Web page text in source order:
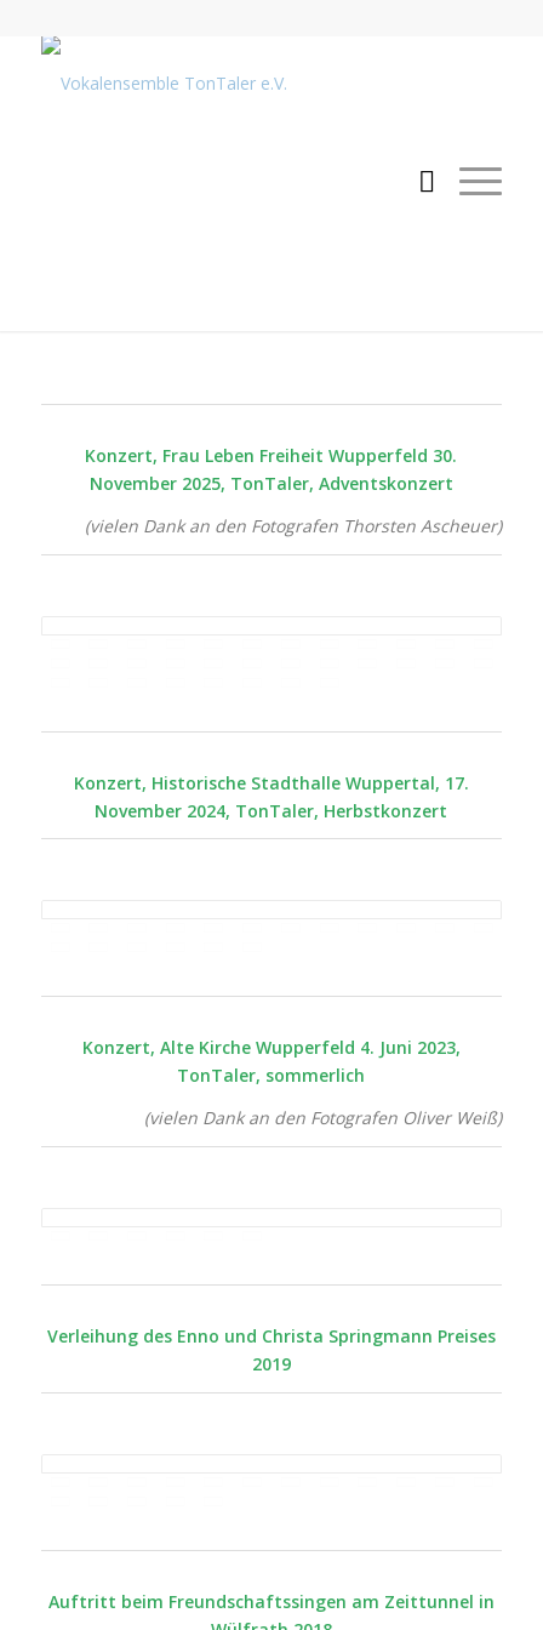
Konzert, Frau Leben Freiheit Wupperfeld 30.
November 2025, TonTaler, Adventskonzert
(vielen Dank an den Fotografen Thorsten Ascheuer)
Konzert, Historische Stadthalle Wuppertal, 17.
November 2024, TonTaler, Herbstkonzert
Konzert, Alte Kirche Wupperfeld 4. Juni 2023,
TonTaler, sommerlich
(vielen Dank an den Fotografen Oliver Weiß)
Verleihung des Enno und Christa Springmann Preises
2019
Auftritt beim Freundschaftssingen am Zeittunnel in